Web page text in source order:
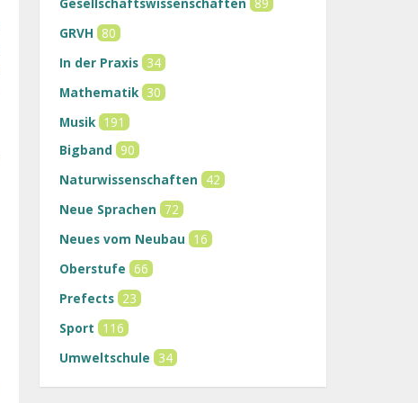
GRVH 80
In der Praxis 34
Mathematik 30
Musik 191
Bigband 90
Naturwissenschaften 42
Neue Sprachen 72
Neues vom Neubau 16
Oberstufe 66
Prefects 23
Sport 116
Umweltschule 34